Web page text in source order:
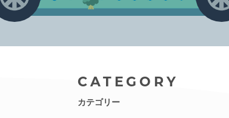
CATEGORY
カテゴリー